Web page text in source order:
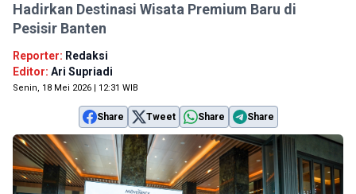
Hadirkan Destinasi Wisata Premium Baru di
Pesisir Banten
Reporter: Redaksi
Editor: Ari Supriadi
Senin, 18 Mei 2026 | 12:31 WIB
Share Tweet Share Share